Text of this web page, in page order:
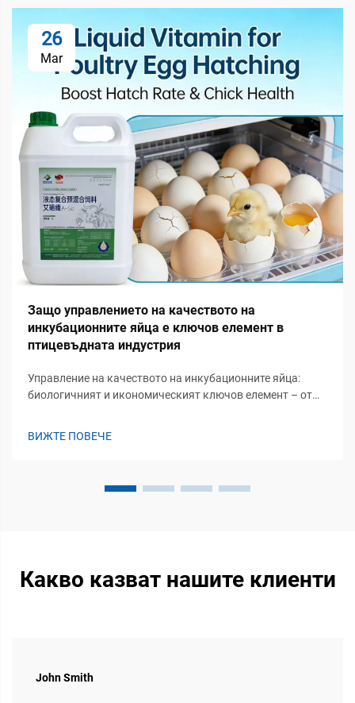
26
Mar
Защо управлението на качеството на
инкубационните яйца е ключов елемент в
птицевъдната индустрия
Управление на качеството на инкубационните яйца:
биологичният и икономическият ключов елемент – от
ВИЖТЕ ПОВЕЧЕ
Какво казват нашите клиенти
John Smith